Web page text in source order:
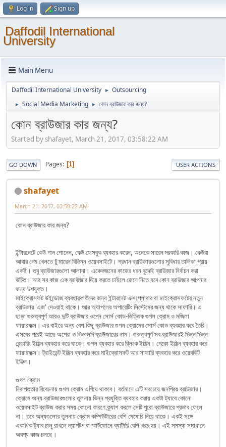
Log in Sign up
Daffodil International
University
Main Menu
Daffodil International University ► Outsourcing
► Social Media Marketing ► কোন ব্রাউজার কার জন্য?
কোন ব্রাউজার কার জন্য?
Started by shafayet, March 21, 2017, 03:58:22 AM
GO DOWN Pages 1 USER ACTIONS
shafayet
March 21, 2017, 03:58:22 AM
কোন ব্রাউজার কার জন্য?
ইন্টারনেটে কেউ গান শোনেন, কেউ ফেসবুক ব্যবহার করেন, অনেকে সারেন দরকারি কাজ। কেউবা
আবার গেম খেলতে ঢুঁ মারেন বিভিন্ন ওয়েবসাইটে। প্রধান ব্রাউজারগুলোর সুবিধার তালিকা প্রায়
একই। তবু ব্রাউজারগুলো আলাদা। একেকজনের কাজের ধরন বুঝেই ব্রাউজার নির্বাচন করা
উচিত। আর সব কাজ এক ব্রাউজার দিয়ে করতে চাইলে জেনে নিতে হবে কোন ব্রাউজার আপনার
জন্য উপযুক্ত।
মাইক্রোসফট উইন্ডোজ ব্যবহারকারীদের জন্য ইন্টারনেট এক্সপ্লোরার বা মাইক্রোসফটের নতুন
ব্রাউজার 'এজ' দেওয়াই থাকে। আর অ্যাপলের অপারেটিং সিস্টেমের জন্য থাকে সাফারি। এ
ছাড়া গুরুত্বপূর্ণ আরও দুটি ব্রাউজার ওপেন সোর্স কোড-ভিত্তিক গুগল ক্রোম ও মজিলা
ফায়ারফক্স। এর বাইরে অন্য বেশ কিছু ব্রাউজার গুগল ক্রোমের সোর্স কোড ব্যবহার করে তৈরি।
এসবের পরেই আছে অপেরা ও ভিভালদি ব্রাউজারের নাম। গুরুত্বপূর্ণ সব ব্রাউজারই ভিন্ন ভিন্ন
রেন্ডারিং ইঞ্জিন ব্যবহার করে থাকে। গুগল ব্যবহার করে ব্লিংক ইঞ্জিন। গেকো ইঞ্জিন ব্যবহার করে
ফায়ারফক্স। ট্রাইডেন্ট ইঞ্জিন ব্যবহার করে মাইক্রোসফট আর সাফারি ব্যবহার করে ওয়েবকিট
ইঞ্জিন।
গুগল ক্রোম
নিরাপত্তার বিবেচনায় গুগল ক্রোম এগিয়ে থাকবে। বর্তমানে এটি সবচেয়ে জনপ্রিয় ব্রাউজার।
ক্রোমে অন্য ব্রাউজারগুলোর তুলনায় ভিন্ন প্রযুক্তি ব্যবহার করায় একটা ট্যাবে কোনো
ওয়েবসাইট ব্রাউজ করার সময় কোনো কারণে ক্র্যাশ করলে সেটি পুরো ব্রাউজারে প্রভাব ফেলে
না। তবে অন্যগুলোর তুলনায় ক্রোম কম্পিউটারের বেশি মেমোরি নিয়ে থাকে। একই সঙ্গে
একাধিক ট্যাব চালু রাখলে ল্যাপটপ বা স্মার্টফোনে ব্যাটারি বেশি খরচ হয়। এই সমস্যা সমাধানে
অবশ্য কাজ চলছে।